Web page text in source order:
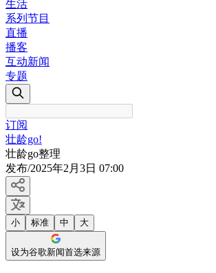
生活
系列节目
直播
播客
互动新闻
专题
订阅
壮龄go!
壮龄go整理
发布/2025年2月3日 07:00
小 标准 中 大
设为谷歌新闻首选来源